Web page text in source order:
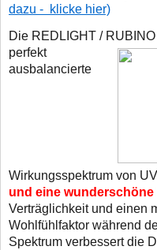
dazu - klicke hier)
Die REDLIGHT /
perfekt
ausbalancierte
Wirkungsspektrum von
und eine wunderschöne
Verträglichkeit und einen
Wohlfühlfaktor während
Spektrum verbessert die